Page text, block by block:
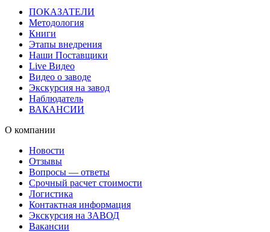
ПОКАЗАТЕЛИ
Методология
Книги
Этапы внедрения
Наши Поставщики
Live Видео
Видео о заводе
Экскурсия на завод
Наблюдатель
ВАКАНСИИ
О компании
Новости
Отзывы
Вопросы — ответы
Срочный расчет стоимости
Логистика
Контактная информация
Экскурсия на ЗАВОД
Вакансии